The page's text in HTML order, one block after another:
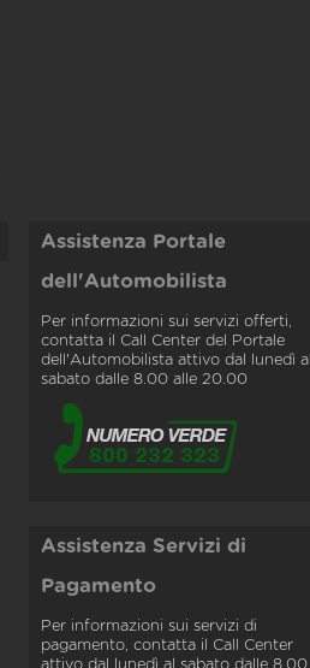
Assistenza Portale
dell'Automobilista
Per informazioni sui servizi offerti,
contatta il Call Center del Portale
dell'Automobilista attivo dal lunedì al
sabato dalle 8.00 alle 20.00
Assistenza Servizi di
Pagamento
Per informazioni sui servizi di
pagamento, contatta il Call Center